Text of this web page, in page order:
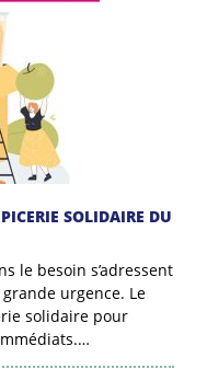
SOLIDAIRE DU
le besoin s’adressent
grande urgence. Le
solidaire pour